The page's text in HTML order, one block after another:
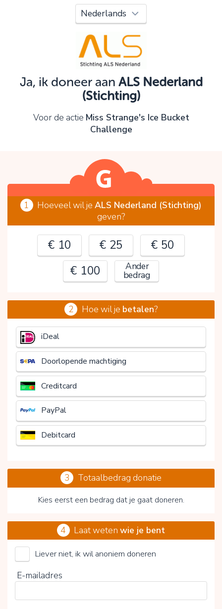
Ja, ik doneer aan ALS Nederland
(Stichting)
Voor de actie Miss Strange's Ice Bucket
Challenge
1 Hoeveel wil jeALS Nederland (Stichting)
geven?
€ 10 € 25
€ 50
€ 100
Ander
bedrag
€
2 Hoe wil je betalen?
iDeal
Doorlopende machtiging
Creditcard
PayPal
Debitcard
3 Totaalbedrag donatie
Kies eerst een bedrag dat je gaat doneren.
ALS Nederland (Stichting)
Kies je vrijwillige bijdrage
4 Laat wetenwie je bent
Liever niet, ik wil anoniem doneren
E-mailadres
Oeps!
Je kunt nog niet verder vanwege:
Controleer en verbeter je invoer en probeer het
OK